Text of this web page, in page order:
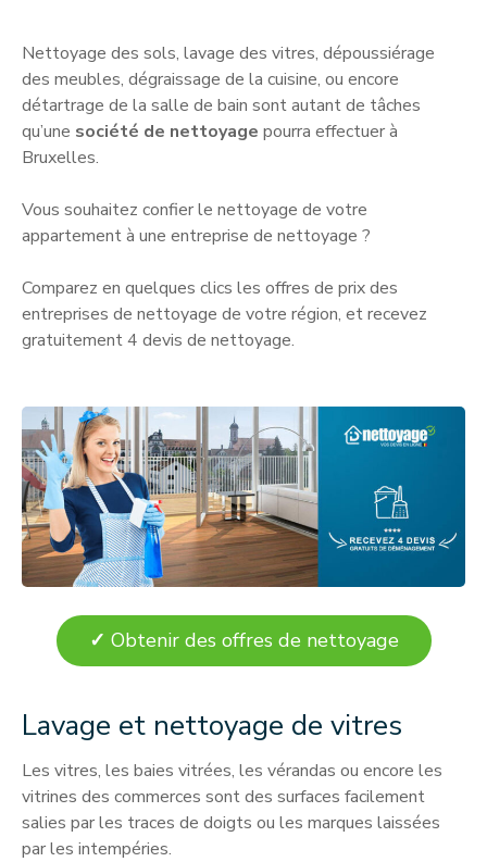
Nettoyage des sols, lavage des vitres, dépoussiérage
des meubles, dégraissage de la cuisine, ou encore
détartrage de la salle de bain sont autant de tâches
qu’une société de nettoyage pourra effectuer à
Bruxelles.
Vous souhaitez confier le nettoyage de votre
appartement à une entreprise de nettoyage ?
Comparez en quelques clics les offres de prix des
entreprises de nettoyage de votre région, et recevez
gratuitement 4 devis de nettoyage.
✓ Obtenir des offres de nettoyage
Lavage et nettoyage de vitres
Les vitres, les baies vitrées, les vérandas ou encore les
vitrines des commerces sont des surfaces facilement
salies par les traces de doigts ou les marques laissées
par les intempéries.